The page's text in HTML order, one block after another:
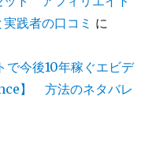
践者の口コミ に
で今後10年稼ぐエビデ
】 方法のネタバレ